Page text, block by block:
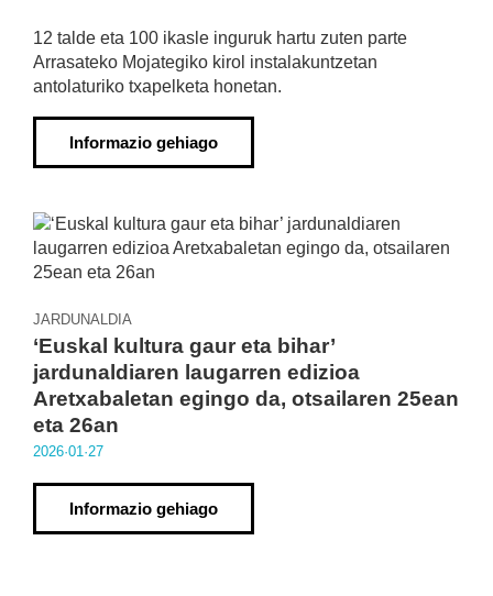
12 talde eta 100 ikasle inguruk hartu zuten parte
Arrasateko Mojategiko kirol instalakuntzetan
antolaturiko txapelketa honetan.
Informazio gehiago
JARDUNALDIA
‘Euskal kultura gaur eta bihar’
jardunaldiaren laugarren edizioa
Aretxabaletan egingo da, otsailaren 25ean
eta 26an
2026·01·27
Informazio gehiago